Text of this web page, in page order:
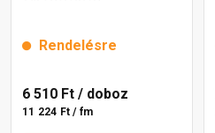
Rendelésre
6 510 Ft / doboz
11 224 Ft / fm